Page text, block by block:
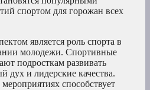
спортом для горожан всех
является роль спорта в
молодежи. Спортивные
подросткам развивать
дух и лидерские качества.
способствует